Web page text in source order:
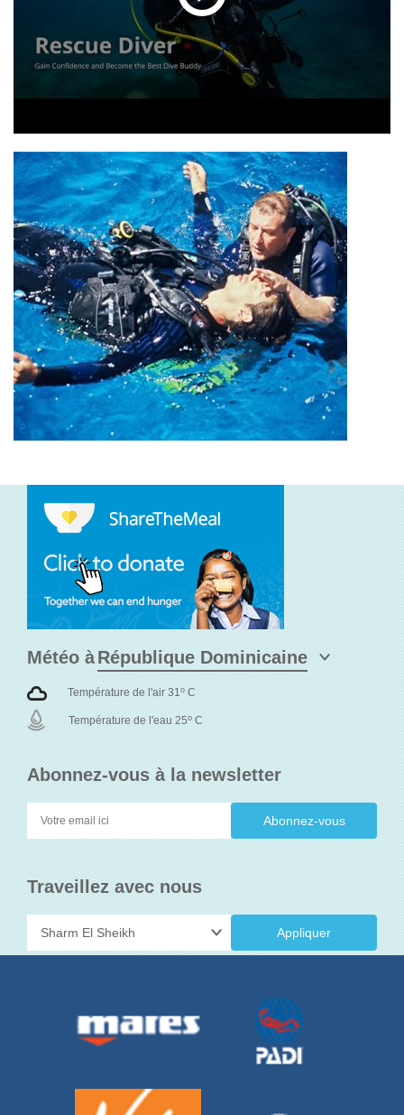
Abonnez-vous à la newsletter
Traveillez avec nous
Appliquer
Météo à
Température de l'air 31o C
Température de l'eau 25o C